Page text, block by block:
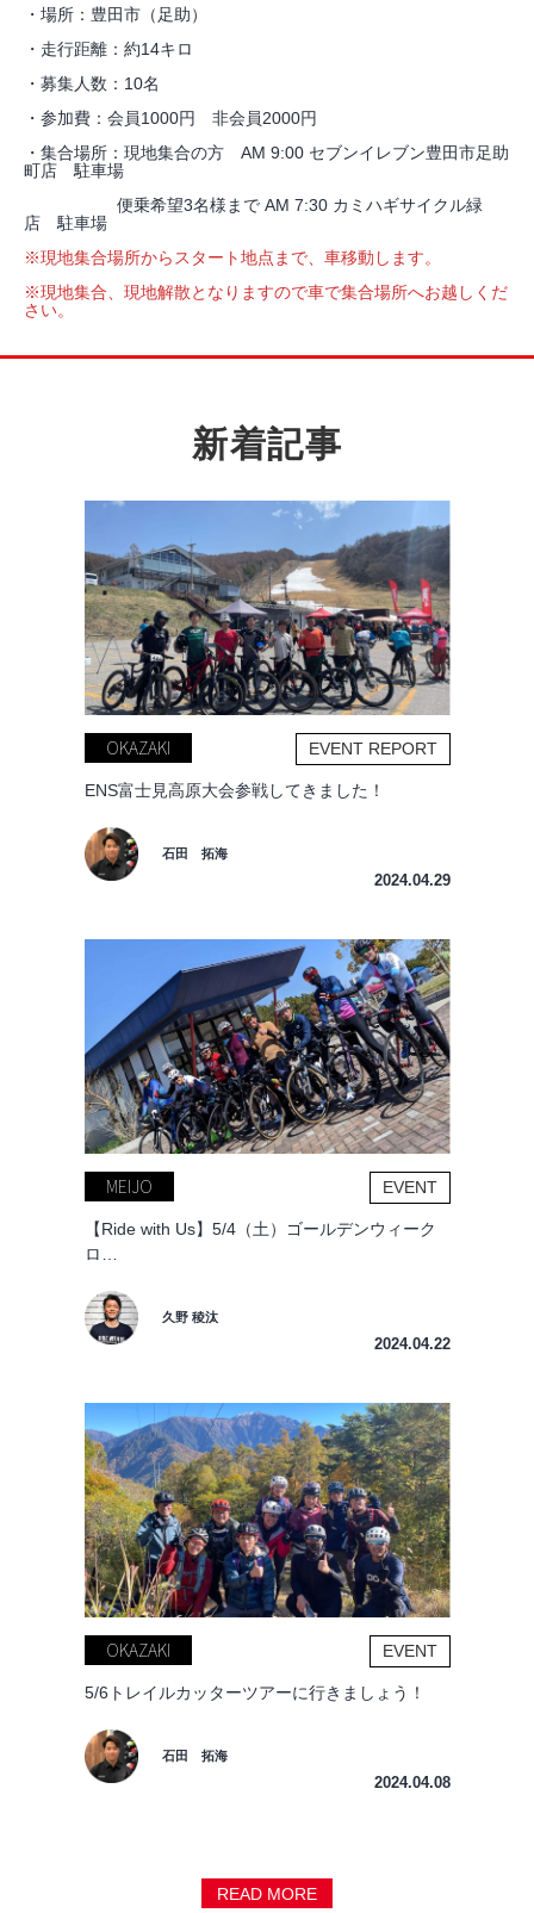
・場所：豊田市（足助）
・走行距離：約14キロ
・募集人数：10名
・参加費：会員1000円 非会員2000円
・集合場所：現地集合の方 AM 9:00 セブンイレブン豊田市足助
町店 駐車場
便乗希望3名様まで AM 7:30 カミハギサイクル緑
店 駐車場
※現地集合場所からスタート地点まで、車移動します。
※現地集合、現地解散となりますので車で集合場所へお越しくだ
さい。
新着記事
OKAZAKI EVENT REPORT
ENS富士見高原大会参戦してきました！
石田 拓海
2024.04.29
MEIJO EVENT
【Ride with Us】5/4（土）ゴールデンウィーク
ロ…
久野 稜汰
2024.04.22
OKAZAKI EVENT
5/6トレイルカッターツアーに行きましょう！
石田 拓海
2024.04.08
READ MORE